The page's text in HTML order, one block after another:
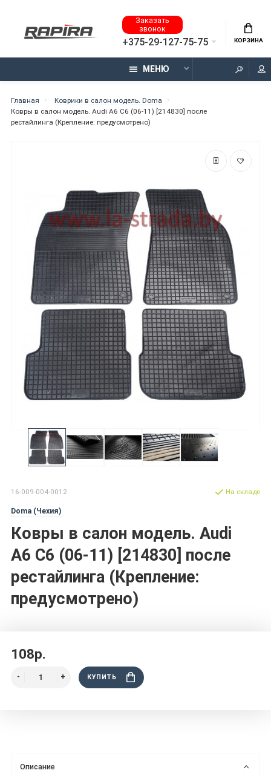
Заказать
звонок
+375-29-127-75-75 КОРЗИНА
МЕНЮ
Главная
Коврики в салон модель. Doma
Ковры в салон модель. Audi A6 C6 (06-11) [214830] после
рестайлинга (Крепление: предусмотрено)
16-009-004-0012
Doma (Чехия)
Ковры в салон модель. Audi
A6 C6 (06-11) [214830] после
рестайлинга (Крепление:
предусмотрено)
На складе
108р.
КУПИТЬ
Описание